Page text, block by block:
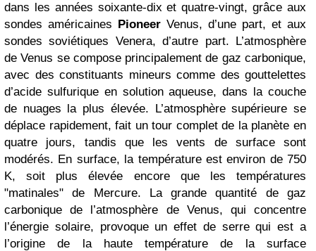
dans les années soixante-dix et quatre-vingt, grâce aux
sondes américaines Pioneer Venus, d’une part, et aux
sondes soviétiques Venera, d’autre part. L’atmosphère
de Venus se compose principalement de gaz carbonique,
avec des constituants mineurs comme des gouttelettes
d’acide sulfurique en solution aqueuse, dans la couche
de nuages la plus élevée. L’atmosphère supérieure se
déplace rapidement, fait un tour complet de la planète en
quatre jours, tandis que les vents de surface sont
modérés. En surface, la température est environ de 750
K, soit plus élevée encore que les températures
"matinales" de Mercure. La grande quantité de gaz
carbonique de l’atmosphère de Venus, qui concentre
l’énergie solaire, provoque un effet de serre qui est a
l’origine de la haute température de la surface